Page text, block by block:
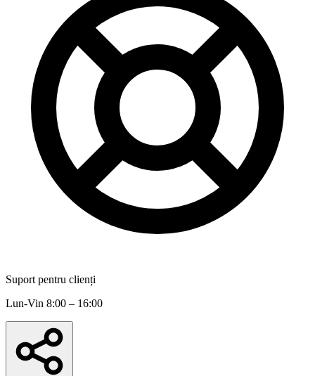
Suport pentru clienți
Lun-Vin 8:00 – 16:00